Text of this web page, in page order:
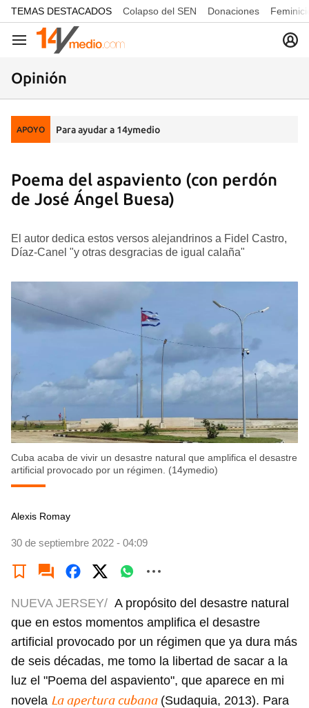
common.go-to-content
TEMAS DESTACADOS Colapso del SEN Donaciones
Navegación
Opinión
APOYO Para ayudar a 14ymedio
Poema del aspaviento (con perdón
de José Ángel Buesa)
El autor dedica estos versos alejandrinos a Fidel Castro,
Díaz-Canel "y otras desgracias de igual calaña"
Cuba acaba de vivir un desastre natural que amplifica el desastre
artificial provocado por un régimen. (14ymedio)
Alexis Romay
30 de septiembre 2022 - 04:09
NUEVA JERSEY/ A propósito del desastre natural
que en estos momentos amplifica el desastre
artificial provocado por un régimen que ya dura más
de seis décadas, me tomo la libertad de sacar a la
luz el "Poema del aspaviento", que aparece en mi
novela La apertura cubana(Sudaquia, 2013). Para